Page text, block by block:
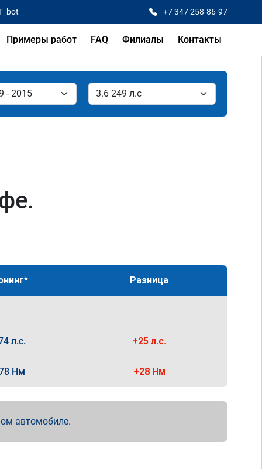
+7 347 258-86-97
Примеры работ FAQ Филиалы Контакты
Разница
л.с. +25 л.с.
Нм +28 Нм
автомобиле.